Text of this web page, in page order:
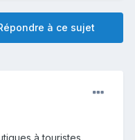
à ce sujet